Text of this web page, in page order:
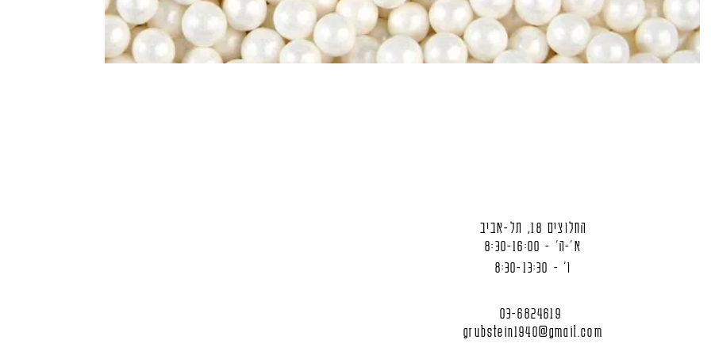
החלוצים 18, תל-אביב
א'-ה' - 8:30-16:00
ו' - 8:30-13:30
03-6824619
grubstein1940@gmail.com